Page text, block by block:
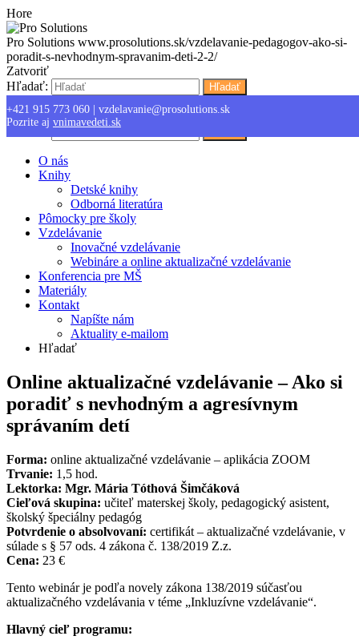
Hore
Pro Solutions www.prosolutions.sk/vzdelavanie-pedagogov-ako-si-
poradit-s-nevhodnym-spravanim-deti-2-2/
Zatvoriť
Hľadať:
Hľadať
+421 915 773 060
vzdelavanie@prosolutions.sk
Pozrite aj vnimavedeti.sk
Menu
Hľadať:
O nás
Knihy
Detské knihy
Odborná literatúra
Pômocky pre školy
Vzdelávanie
Inovačné vzdelávanie
Webináre a online aktualizačné vzdelávanie
Konferencia pre MŠ
Materiály
Kontakt
Napíšte nám
Aktuality e-mailom
Hľadať
Online aktualizačné vzdelávanie – Ako si
poradiť s nevhodným a agresívnym
správaním detí
Forma: online aktualizačné vzdelávanie – aplikácia ZOOM
Trvanie: 1,5 hod.
Lektorka: Mgr. Mária Tóthová Šimčáková
Cieľová skupina: učiteľ materskej školy, pedagogický asistent,
školský špeciálny pedagóg
Potvrdenie o absolvovaní: certifikát – aktualizačné vzdelávanie, v
súlade s § 57 ods. 4 zákona č. 138/2019 Z.z.
Cena: 23 €
Tento webinár je podľa novely zákona 138/2019 súčasťou
aktualizačného vzdelávania v téme „Inkluzívne vzdelávanie“.
Hlavný cieľ programu: